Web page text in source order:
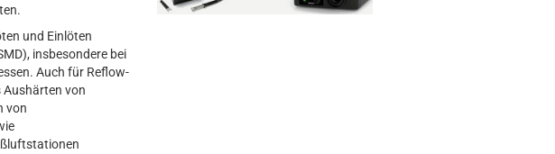
und Einlöten
insbesondere bei
Auch für Reflow-
von
von